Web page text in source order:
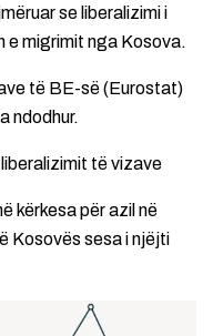
se liberalizimi i
e migrimit nga Kosova.
të BE-së (Eurostat)
ndodhur.
të vizave
kërkesa për azil në
Kosovës sesa i njëjti